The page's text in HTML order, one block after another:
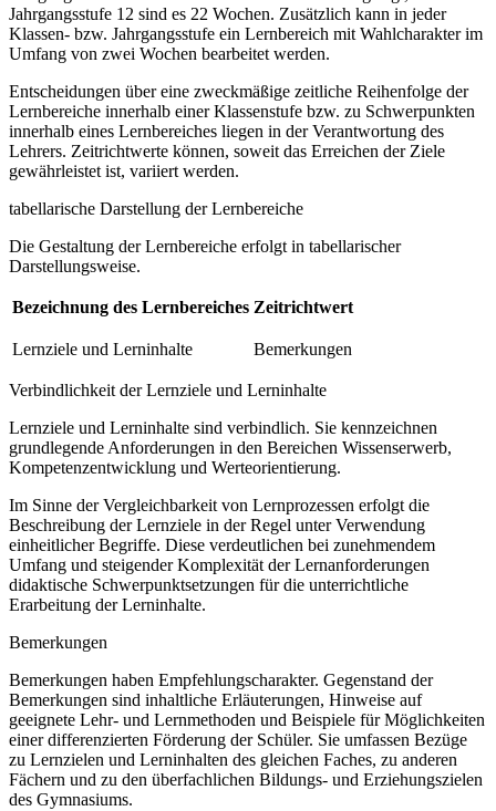
Jahrgangsstufe 12 sind es 22 Wochen. Zusätzlich kann in jeder
Klassen- bzw. Jahrgangsstufe ein Lernbereich mit Wahlcharakter im
Umfang von zwei Wochen bearbeitet werden.
Entscheidungen über eine zweckmäßige zeitliche Reihenfolge der
Lernbereiche innerhalb einer Klassenstufe bzw. zu Schwerpunkten
innerhalb eines Lernbereiches liegen in der Verantwortung des
Lehrers. Zeitrichtwerte können, soweit das Erreichen der Ziele
gewährleistet ist, variiert werden.
tabellarische Darstellung der Lernbereiche
Die Gestaltung der Lernbereiche erfolgt in tabellarischer
Darstellungsweise.
Bezeichnung des Lernbereiches Zeitrichtwert
Lernziele und Lerninhalte Bemerkungen
Verbindlichkeit der Lernziele und Lerninhalte
Lernziele und Lerninhalte sind verbindlich. Sie kennzeichnen
grundlegende Anforderungen in den Bereichen Wissenserwerb,
Kompetenzentwicklung und Werteorientierung.
Im Sinne der Vergleichbarkeit von Lernprozessen erfolgt die
Beschreibung der Lernziele in der Regel unter Verwendung
einheitlicher Begriffe. Diese verdeutlichen bei zunehmendem
Umfang und steigender Komplexität der Lernanforderungen
didaktische Schwerpunktsetzungen für die unterrichtliche
Erarbeitung der Lerninhalte.
Bemerkungen
Bemerkungen haben Empfehlungscharakter. Gegenstand der
Bemerkungen sind inhaltliche Erläuterungen, Hinweise auf
geeignete Lehr- und Lernmethoden und Beispiele für Möglichkeiten
einer differenzierten Förderung der Schüler. Sie umfassen Bezüge
zu Lernzielen und Lerninhalten des gleichen Faches, zu anderen
Fächern und zu den überfachlichen Bildungs- und Erziehungszielen
des Gymnasiums.